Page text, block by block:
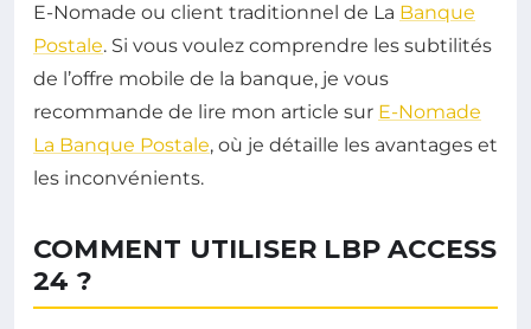
E-Nomade ou client traditionnel de La Banque
Postale. Si vous voulez comprendre les subtilités
de l’offre mobile de la banque, je vous
recommande de lire mon article sur E-Nomade
La Banque Postale, où je détaille les avantages et
les inconvénients.
COMMENT UTILISER LBP ACCESS
24 ?